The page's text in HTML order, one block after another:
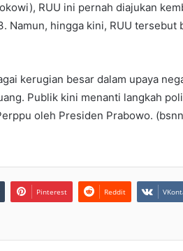
RUU ini pernah diajukan
Namun, hingga kini, RUU tersebut
kerugian besar dalam upaya
Publik kini menanti langkah
oleh Presiden Prabowo.
Pinterest Reddit